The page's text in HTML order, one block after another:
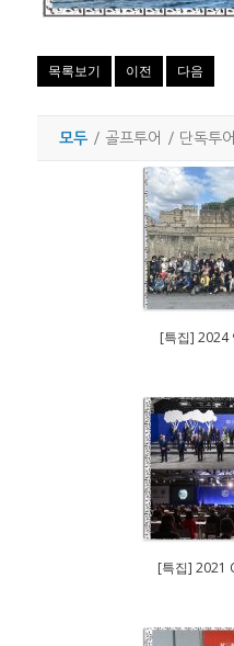
목록보기 이전 다음
모두 / 골프투어 / 단독투어
[특집] 2024
[특집] 2021